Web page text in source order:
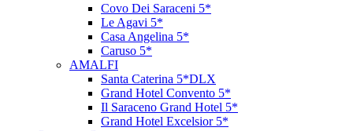
Covo Dei Saraceni 5*
Le Agavi 5*
Casa Angelina 5*
Caruso 5*
AMALFI
Santa Caterina 5*DLX
Grand Hotel Convento 5*
Il Saraceno Grand Hotel 5*
Grand Hotel Excelsior 5*